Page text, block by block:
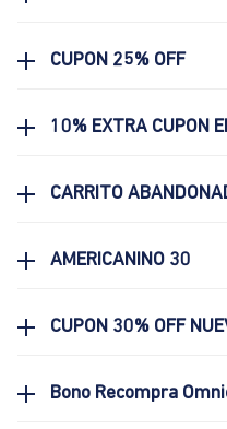
CUPON 25% OFF
10% EXTRA CUPON
CARRITO
AMERICANINO 30
CUPON 30% OFF
Bono Recompra